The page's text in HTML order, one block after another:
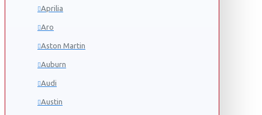
Aprilia
Aro
Aston Martin
Auburn
Audi
Austin